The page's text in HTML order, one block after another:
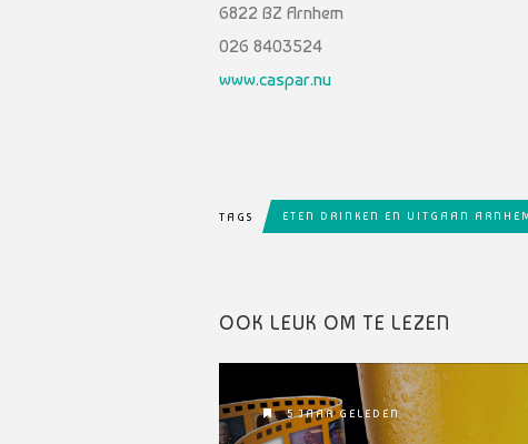
6822 BZ Arnhem
026 8403524
www.caspar.nu
TAGS ETEN DRINKEN EN UITGAAN
OOK LEUK OM TE LEZEN
5 JAAR GELEDEN